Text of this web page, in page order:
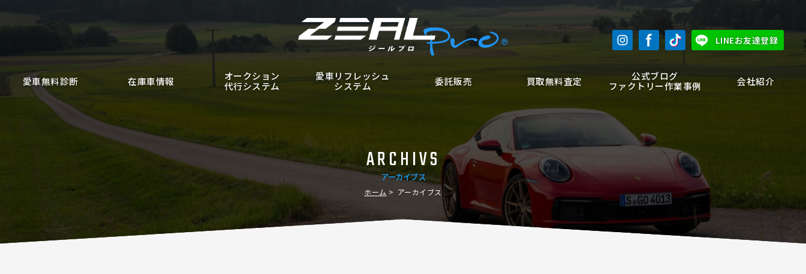
LINEお友達登録
愛車無料診断 在庫車情報
オークション
代行システム
愛車リフレッシュ
システム
委託販売 買取無料査定
公式ブログ
ファクトリー作業事例
会社紹介
アーカイブス
ARCHIVS
ホーム アーカイブス